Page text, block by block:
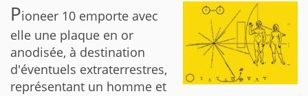
Pioneer 10 emporte avec
elle une plaque en or
anodisée, à destination
d'éventuels extraterrestres,
représentant un homme et